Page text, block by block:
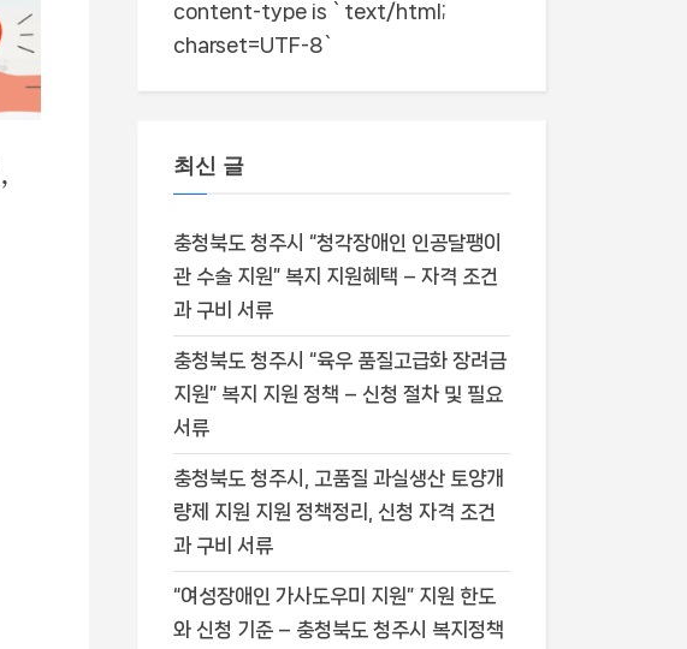
content-type is `text/html;
charset=UTF-8`
최신 글
충청북도 청주시 “청각장애인 인공달팽이
관 수술 지원” 복지 지원혜택 – 자격 조건
과 구비 서류
충청북도 청주시 “육우 품질고급화 장려금
지원” 복지 지원 정책 – 신청 절차 및 필요
서류
충청북도 청주시, 고품질 과실생산 토양개
량제 지원 지원 정책정리, 신청 자격 조건
과 구비 서류
“여성장애인 가사도우미 지원” 지원 한도
와 신청 기준 – 충청북도 청주시 복지정책